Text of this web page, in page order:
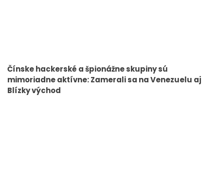
Čínske hackerské a špionážne skupiny sú
mimoriadne aktívne: Zamerali sa na Venezuelu aj
Blízky východ